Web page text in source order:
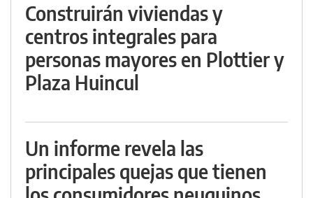
Construirán viviendas y
centros integrales para
personas mayores en Plottier y
Plaza Huincul
Un informe revela las
principales quejas que tienen